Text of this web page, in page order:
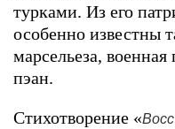
турками. Из его
особенно известны
марсельеза,
пэан.
Стихотворение «